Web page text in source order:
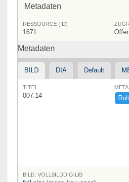
Metadaten
RESSOURCE (ID)
1671
Metadaten
BILD DIA Default
TITEL
007.14
BILD: VOLLBILDDIGILIB